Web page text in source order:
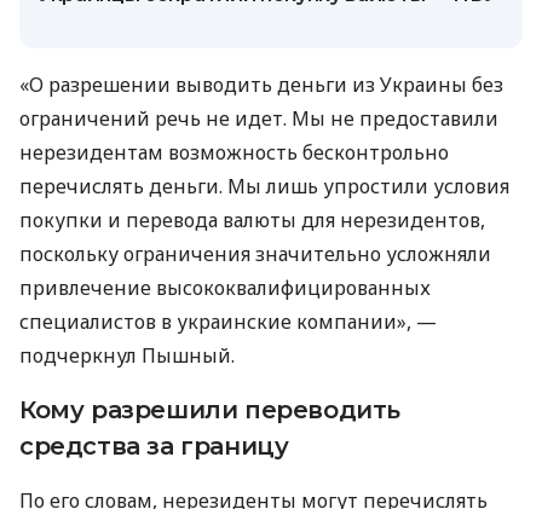
«О разрешении выводить деньги из Украины без
ограничений речь не идет. Мы не предоставили
нерезидентам возможность бесконтрольно
перечислять деньги. Мы лишь упростили условия
покупки и перевода валюты для нерезидентов,
поскольку ограничения значительно усложняли
привлечение высококвалифицированных
специалистов в украинские компании», —
подчеркнул Пышный.
Кому разрешили переводить
средства за границу
По его словам, нерезиденты могут перечислять